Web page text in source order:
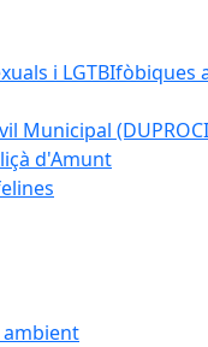
i
Municipal
d'Amunt
ambient